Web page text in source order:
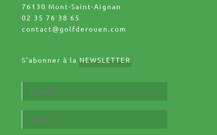
76130 Mont-Saint-Aignan
02 35 76 38 65
contact@golfderouen.com
S'abonner à la NEWSLETTER